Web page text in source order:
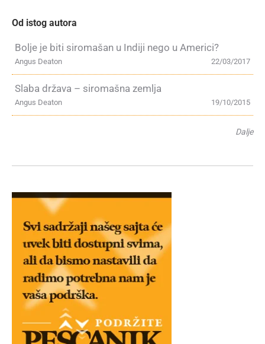
Od istog autora
Bolje je biti siromašan u Indiji nego u Americi?
22/03/2017
Angus Deaton
Slaba država – siromašna zemlja
19/10/2015
Angus Deaton
Dalje